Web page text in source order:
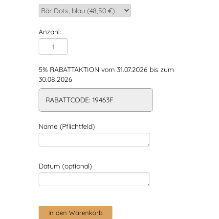
Anzahl:
5% RABATTAKTION vom 31.07.2026 bis zum
30.08.2026
RABATTCODE: 19463F
Name (Pflichtfeld)
Datum (optional)